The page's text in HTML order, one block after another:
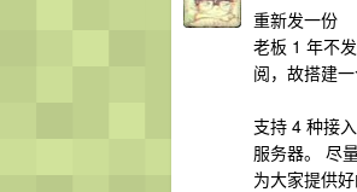
重新发一份
老板 1 年不
阅，故搭建
支持 4 种接
服务器。 尽
为大家提供